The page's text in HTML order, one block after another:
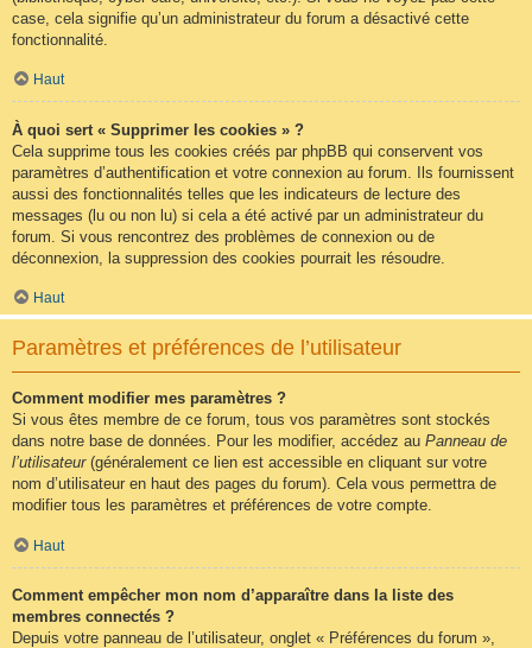
case, cela signifie qu’un administrateur du forum a désactivé cette
fonctionnalité.
Haut
À quoi sert « Supprimer les cookies » ?
Cela supprime tous les cookies créés par phpBB qui conservent vos
paramètres d’authentification et votre connexion au forum. Ils fournissent
aussi des fonctionnalités telles que les indicateurs de lecture des
messages (lu ou non lu) si cela a été activé par un administrateur du
forum. Si vous rencontrez des problèmes de connexion ou de
déconnexion, la suppression des cookies pourrait les résoudre.
Haut
Paramètres et préférences de l’utilisateur
Comment modifier mes paramètres ?
Si vous êtes membre de ce forum, tous vos paramètres sont stockés
dans notre base de données. Pour les modifier, accédez au Panneau de
l’utilisateur(généralement ce lien est accessible en cliquant sur votre
nom d’utilisateur en haut des pages du forum). Cela vous permettra de
modifier tous les paramètres et préférences de votre compte.
Haut
Comment empêcher mon nom d’apparaître dans la liste des
membres connectés ?
Depuis votre panneau de l’utilisateur, onglet « Préférences du forum »,